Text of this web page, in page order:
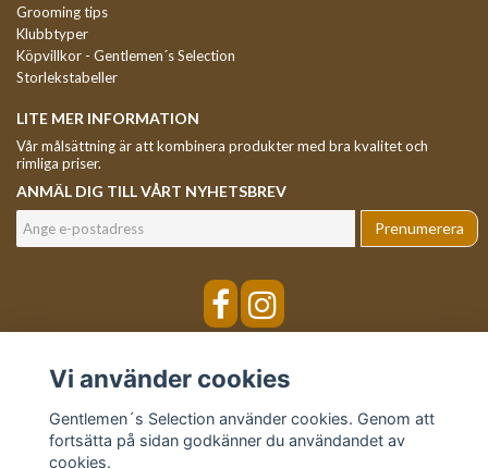
Grooming tips
Klubbtyper
Köpvillkor - Gentlemen´s Selection
Storlekstabeller
LITE MER INFORMATION
Vår målsättning är att kombinera produkter med bra kvalitet och
rimliga priser.
ANMÄL DIG TILL VÅRT NYHETSBREV
Prenumerera
Vi använder cookies
Gentlemen´s Selection använder cookies. Genom att
fortsätta på sidan godkänner du användandet av
cookies.